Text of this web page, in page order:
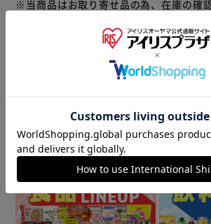
※当商品はお取り寄せ品の為、在庫の確
また、商品がメーカーにて完売となって
ル又は注文内容の変更をお願いいたして
予めご了承くださいますようお願いいた
商品情報
▼ 食品・飲料おすすめ ▼